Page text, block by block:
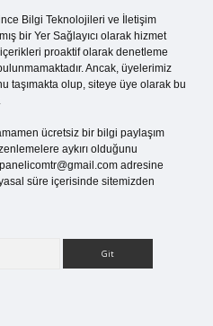
Bilgi Teknolojileri ve İletişim
bir Yer Sağlayıcı olarak hizmet
proaktif olarak denetleme
Ancak, üyelerimiz
taşımakta olup, siteye üye olarak bu
ücretsiz bir bilgi paylaşım
aykırı olduğunu
adresine
süre içerisinde sitemizden